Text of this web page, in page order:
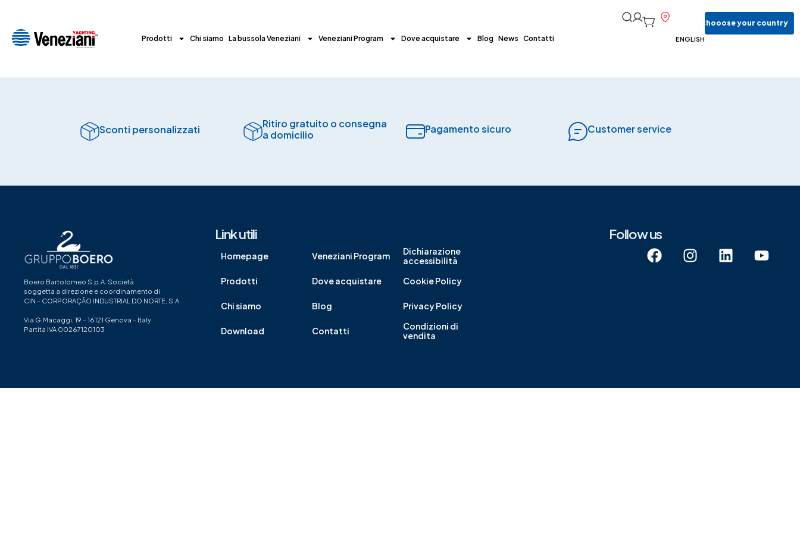
Prodotti Chi siamo La bussola Veneziani Veneziani Program Dove acquistare Blog News Contatti
Choooseyour country
ENGLISH
Sconti personalizzati
Ritiro gratuito o consegna
a domicilio
Pagamento sicuro​ Customer service
Boero Bartolomeo S.p.A. Società
soggetta a direzione e coordinamento di
CIN – CORPORAÇÃO INDUSTRIAL DO NORTE, S.A.
Via G.Macaggi, 19 – 16121 Genova – Italy
Partita IVA 00267120103
Link utili
Homepage
Prodotti
Chi siamo
Download
Veneziani Program
Dove acquistare
Blog
Contatti
Dichiarazione
accessibilità
Cookie Policy
Privacy Policy
Condizioni di
vendita
Follow us